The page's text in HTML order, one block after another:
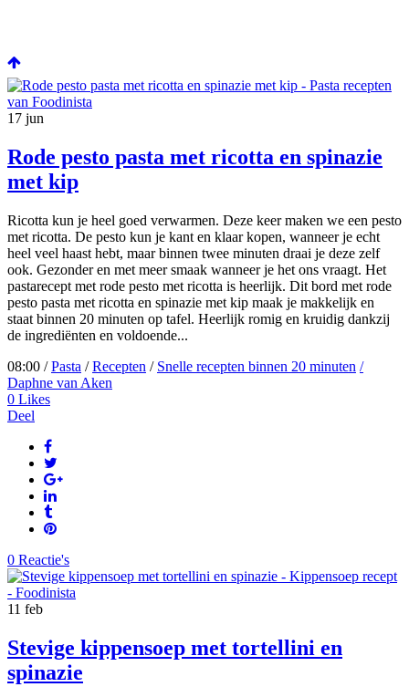
17 jun
Rode pesto pasta met ricotta en spinazie
met kip
Ricotta kun je heel goed verwarmen. Deze keer maken we een pesto
met ricotta. De pesto kun je kant en klaar kopen, wanneer je echt
heel veel haast hebt, maar binnen twee minuten draai je deze zelf
ook. Gezonder en met meer smaak wanneer je het ons vraagt. Het
pastarecept met rode pesto met ricotta is heerlijk. Dit bord met rode
pesto pasta met ricotta en spinazie met kip maak je makkelijk en
staat binnen 20 minuten op tafel. Heerlijk romig en kruidig dankzij
de ingrediënten en voldoende...
08:00 /Pasta /Recepten / Snelle recepten binnen 20 minuten /
Daphne van Aken
0 Likes
Deel
0 Reactie's
11 feb
Stevige kippensoep met tortellini en
spinazie